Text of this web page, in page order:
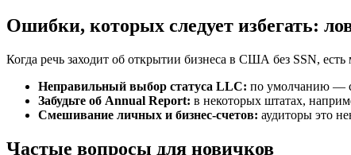
Ошибки, которых следует избегать:
Когда речь заходит об открытии бизнеса в США без SSN,
Неправильный выбор статуса LLC: по умолчанию —
Забудьте об Annual Report: в некоторых штатах,
Смешивание личных и бизнес-счетов: аудиторы это
Частые вопросы для новичков